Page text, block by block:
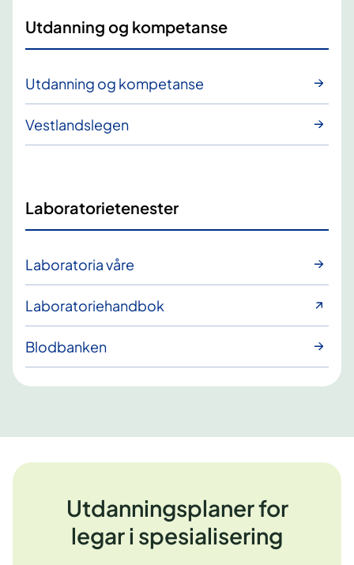
Utdanning og kompetanse
Utdanning og kompetanse
Vestlandslegen
Laboratorietenester
Laboratoria våre
Laboratoriehandbok
Blodbanken
Utdanningsplaner for
legar i spesialisering